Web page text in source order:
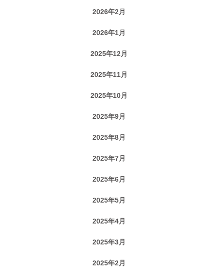
2026年2月
2026年1月
2025年12月
2025年11月
2025年10月
2025年9月
2025年8月
2025年7月
2025年6月
2025年5月
2025年4月
2025年3月
2025年2月